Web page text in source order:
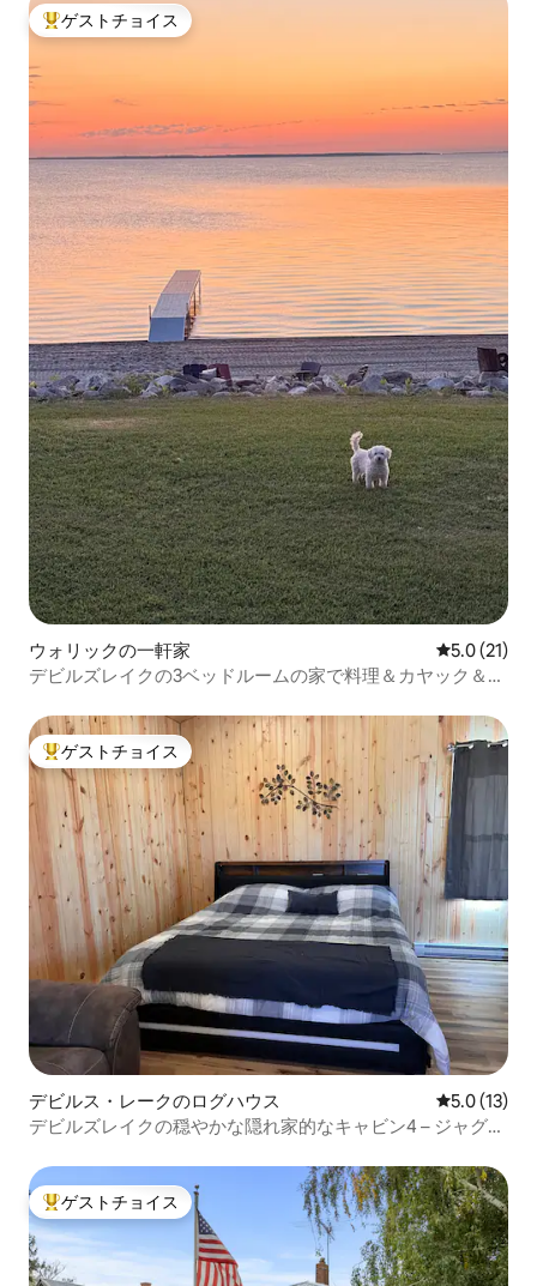
大好評のゲストチョイスです。
ゲストチョイス
ウォリックの一軒家 レビュー21
5.0 (21)
デビルズレイクの3ベッドルームの家で料理＆カヤック＆ビ
大好評のゲストチョイスです。
ゲストチョイス
デビルス・レークのログハウス レビュー13
5.0 (13)
デビルズレイクの穏やかな隠れ家的なキャビン4 – ジャグジ
大好評のゲストチョイスです。
ゲストチョイス